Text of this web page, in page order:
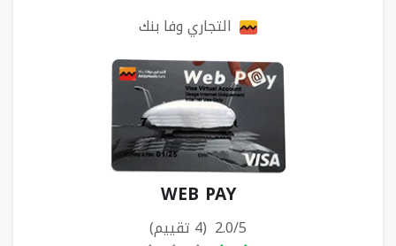
التجاري وفا بنك
WEB PAY
2.0/5 (4 تقييم)